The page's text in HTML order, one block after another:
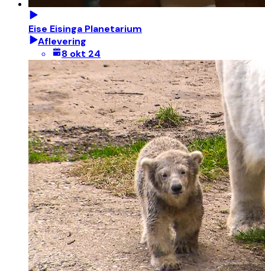
Eise Eisinga Planetarium
Aflevering
8 okt 24